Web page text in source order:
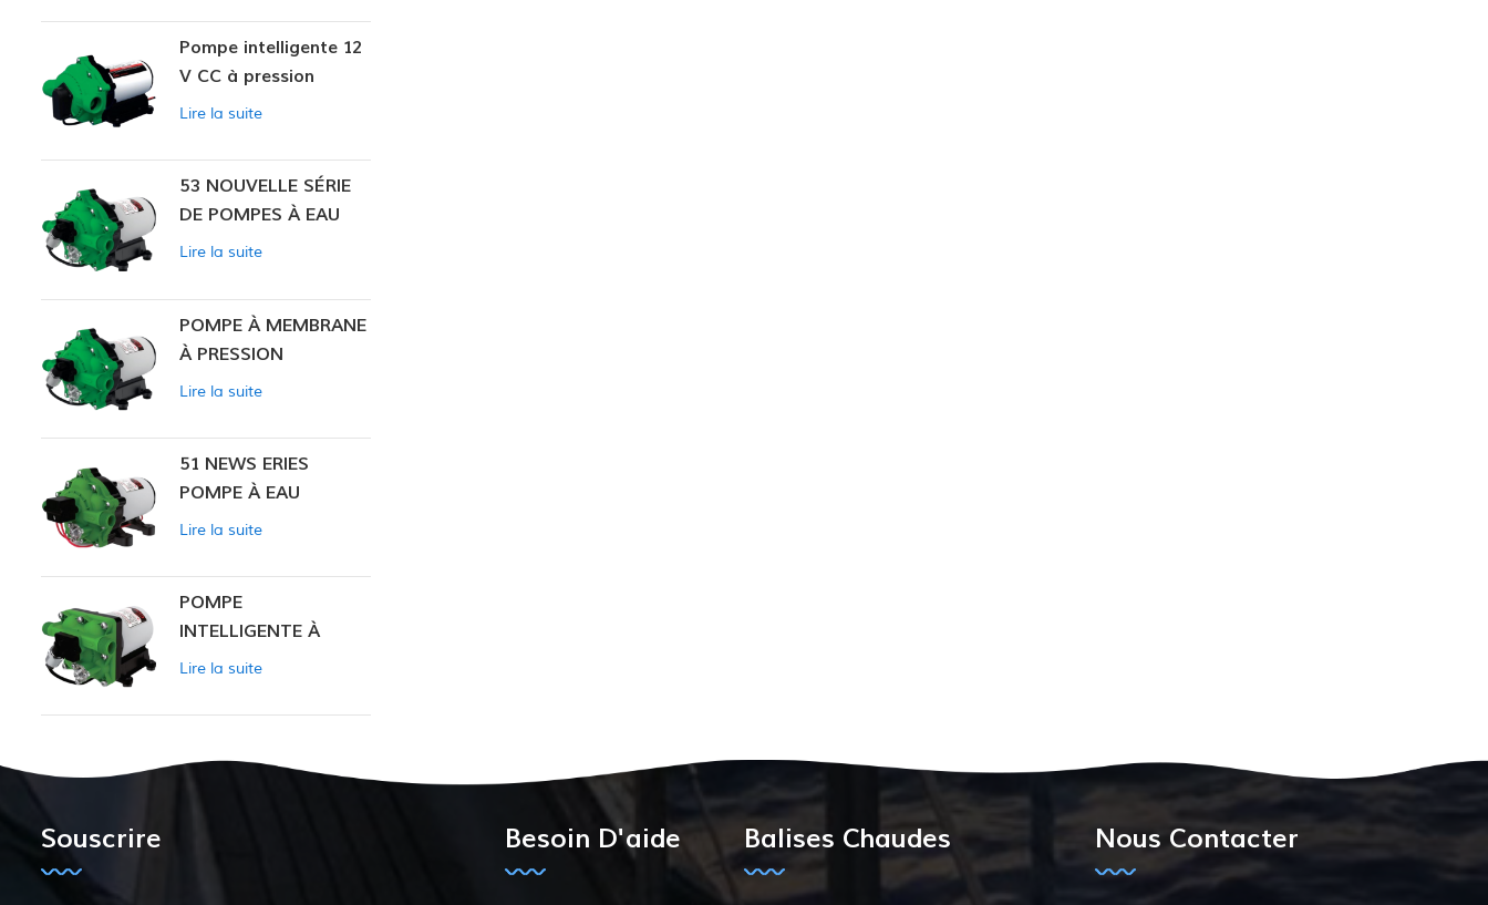
Pompe intelligente 12
V CC à pression
constante 53
Lire la suite
53 NOUVELLE SÉRIE
DE POMPES À EAU
Lire la suite
POMPE À MEMBRANE
À PRESSION
CONSTANTE
Lire la suite
51 NEWS ERIES
POMPE À EAU
Lire la suite
POMPE
INTELLIGENTE À
PRESSION
ZN-42
Lire la suite
Souscrire Besoin D'aide Balises Chaudes Nous Contacter